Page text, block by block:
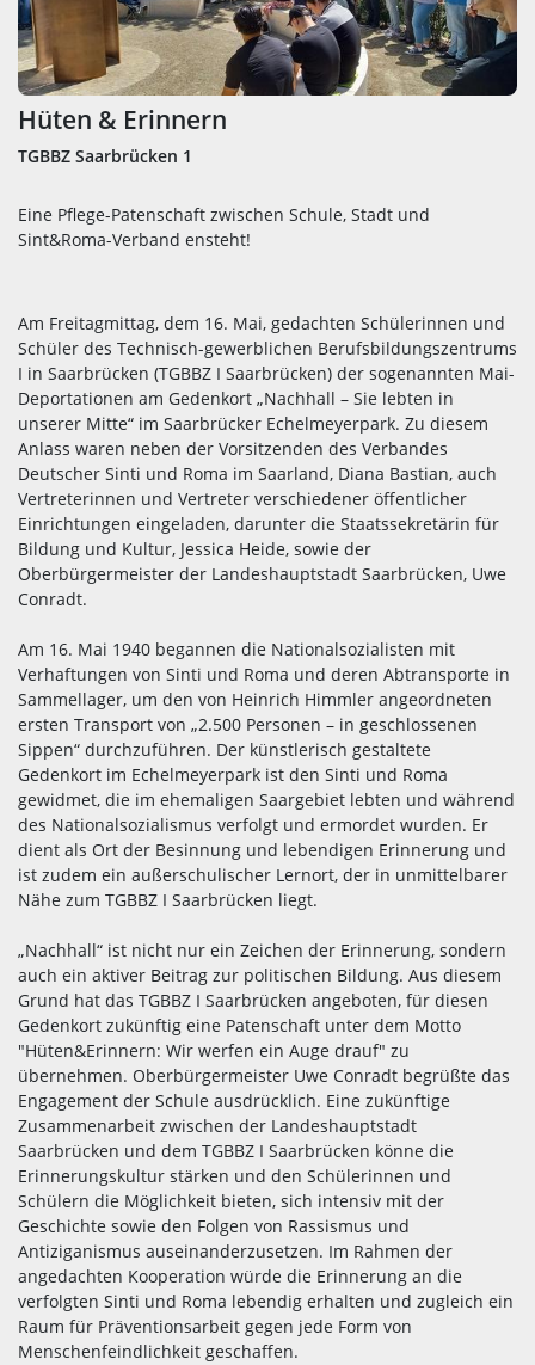
Hüten & Erinnern
TGBBZ Saarbrücken 1
Eine Pflege-Patenschaft zwischen Schule, Stadt und
Sint&Roma-Verband ensteht!
Am Freitagmittag, dem 16. Mai, gedachten Schülerinnen und
Schüler des Technisch-gewerblichen Berufsbildungszentrums
I in Saarbrücken (TGBBZ I Saarbrücken) der sogenannten Mai-
Deportationen am Gedenkort „Nachhall – Sie lebten in
unserer Mitte“ im Saarbrücker Echelmeyerpark. Zu diesem
Anlass waren neben der Vorsitzenden des Verbandes
Deutscher Sinti und Roma im Saarland, Diana Bastian, auch
Vertreterinnen und Vertreter verschiedener öffentlicher
Einrichtungen eingeladen, darunter die Staatssekretärin für
Bildung und Kultur, Jessica Heide, sowie der
Oberbürgermeister der Landeshauptstadt Saarbrücken, Uwe
Conradt.
Am 16. Mai 1940 begannen die Nationalsozialisten mit
Verhaftungen von Sinti und Roma und deren Abtransporte in
Sammellager, um den von Heinrich Himmler angeordneten
ersten Transport von „2.500 Personen – in geschlossenen
Sippen“ durchzuführen. Der künstlerisch gestaltete
Gedenkort im Echelmeyerpark ist den Sinti und Roma
gewidmet, die im ehemaligen Saargebiet lebten und während
des Nationalsozialismus verfolgt und ermordet wurden. Er
dient als Ort der Besinnung und lebendigen Erinnerung und
ist zudem ein außerschulischer Lernort, der in unmittelbarer
Nähe zum TGBBZ I Saarbrücken liegt.
„Nachhall“ ist nicht nur ein Zeichen der Erinnerung, sondern
auch ein aktiver Beitrag zur politischen Bildung. Aus diesem
Grund hat das TGBBZ I Saarbrücken angeboten, für diesen
Gedenkort zukünftig eine Patenschaft unter dem Motto
"Hüten&Erinnern: Wir werfen ein Auge drauf" zu
übernehmen. Oberbürgermeister Uwe Conradt begrüßte das
Engagement der Schule ausdrücklich. Eine zukünftige
Zusammenarbeit zwischen der Landeshauptstadt
Saarbrücken und dem TGBBZ I Saarbrücken könne die
Erinnerungskultur stärken und den Schülerinnen und
Schülern die Möglichkeit bieten, sich intensiv mit der
Geschichte sowie den Folgen von Rassismus und
Antiziganismus auseinanderzusetzen. Im Rahmen der
angedachten Kooperation würde die Erinnerung an die
verfolgten Sinti und Roma lebendig erhalten und zugleich ein
Raum für Präventionsarbeit gegen jede Form von
Menschenfeindlichkeit geschaffen.